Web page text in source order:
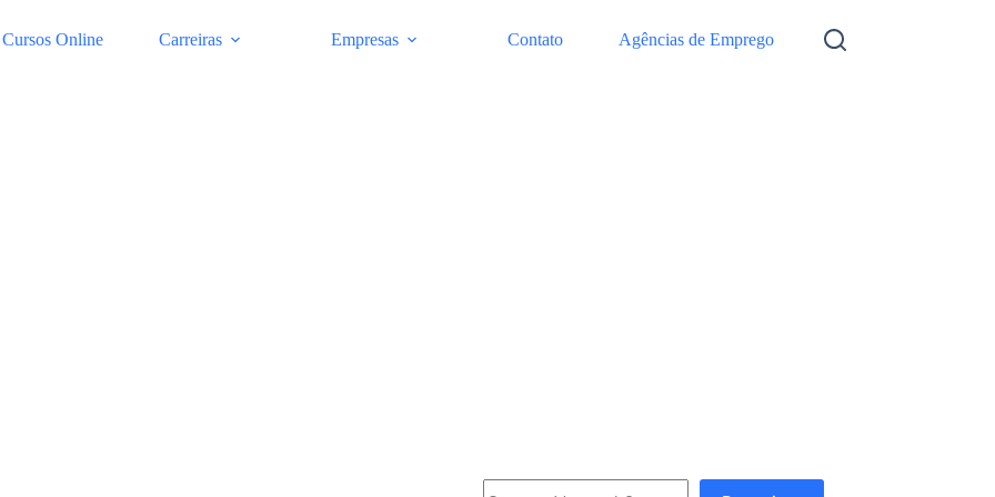
Cursos Online Carreiras Empresas Contato Agências de Emprego